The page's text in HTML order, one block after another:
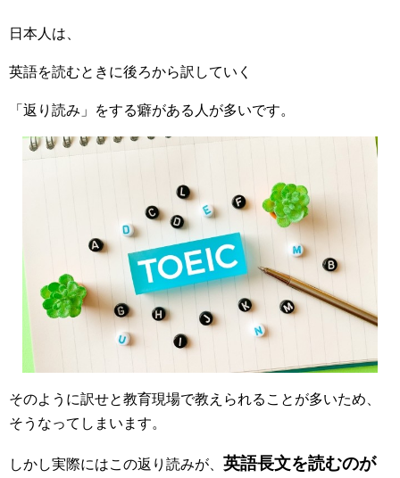
日本人は、
英語を読むときに後ろから訳していく
「返り読み」をする癖がある人が多いです。
そのように訳せと教育現場で教えられることが多いため、
そうなってしまいます。
しかし実際にはこの返り読みが、 英語長文を読むのが